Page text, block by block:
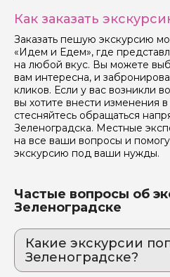
Как заказать
Заказать пешую экскурсию
«Идем и Едем», где
на любой вкус. Вы можете
вам интересна, и
кликов. Если у вас возникли
вы хотите внести изменения
стесняйтесь обращаться
Зеленоградска. Местные
на все ваши вопросы и
экскурсию под ваши нужды.
Частые вопросы об
Зеленоградске
Какие экскурсии
Зеленоградске?